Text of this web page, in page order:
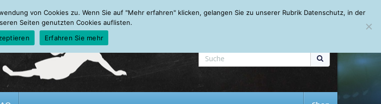
Mein Account About Autoren Leseempfehlungen FAQ
von Cookies zu. Wenn Sie auf "Mehr erfahren" klicken, gelangen Sie zu unserer Rubrik Datenschutz, in der
Seiten genutzten Cookies auflisten.
Erfahren Sie mehr